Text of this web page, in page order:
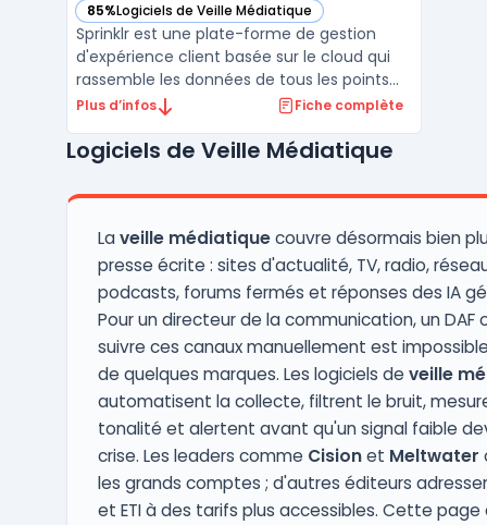
85%Logiciels de Veille Médiatique
— voir Sprinklr dans cette catégorie
Sprinklr est une plate-forme de gestion
d'expérience client basée sur le cloud qui
rassemble les données de tous les points
de contact du client. Elle comprend des
publicité, de social media et d'analyse de
l'expérience cli ...
Plus d’infos Fiche complète
Logiciels de Veille Médiatique
Laveille médiatiquecouvre désormais bien
presse écrite : sites d'actualité, TV, radio,
podcasts, forums fermés et réponses des IA
Pour un directeur de la communication, un DAF
suivre ces canaux manuellement est
de quelques marques. Les logiciels de veille
automatisent la collecte, filtrent le bruit,
tonalité et alertent avant qu'un signal faible
crise. Les leaders comme Cisionet Meltwater
les grands comptes ; d'autres éditeurs
et ETI à des tarifs plus accessibles. Cette